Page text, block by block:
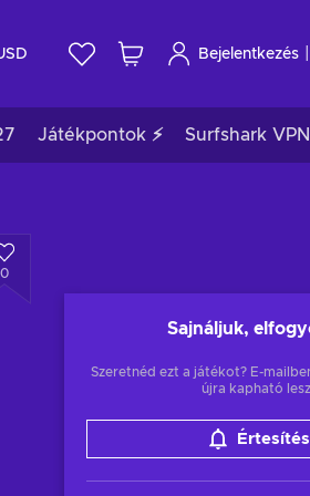
Bejelentkezés
Játékpontok ⚡ Surfshark VPN
0
Sajnáljuk,
Szeretnéd ezt a játékot? E-
újra kapható lesz.
Értesítés